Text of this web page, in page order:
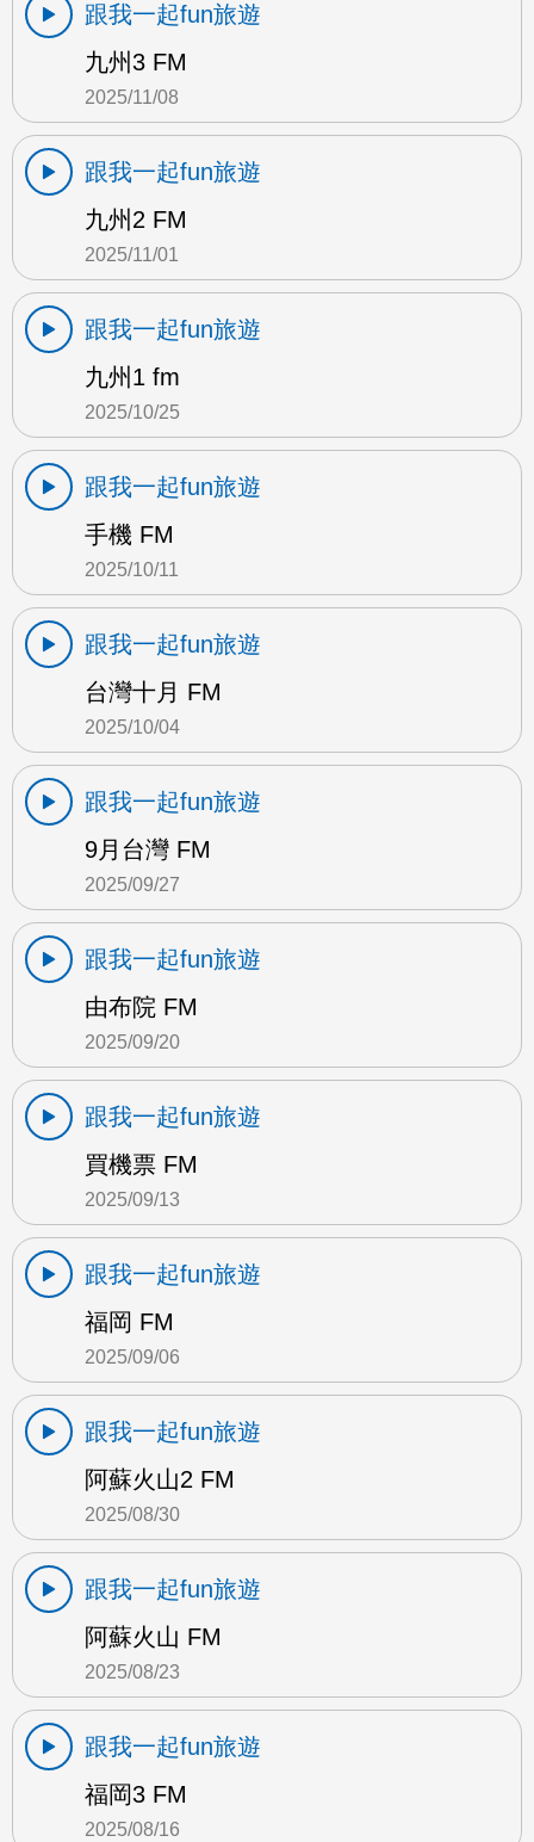
跟我一起fun旅遊
九州3 FM
2025/11/08
跟我一起fun旅遊
九州2 FM
2025/11/01
跟我一起fun旅遊
九州1 fm
2025/10/25
跟我一起fun旅遊
手機 FM
2025/10/11
跟我一起fun旅遊
台灣十月 FM
2025/10/04
跟我一起fun旅遊
9月台灣 FM
2025/09/27
跟我一起fun旅遊
由布院 FM
2025/09/20
跟我一起fun旅遊
買機票 FM
2025/09/13
跟我一起fun旅遊
福岡 FM
2025/09/06
跟我一起fun旅遊
阿蘇火山2 FM
2025/08/30
跟我一起fun旅遊
阿蘇火山 FM
2025/08/23
跟我一起fun旅遊
福岡3 FM
2025/08/16